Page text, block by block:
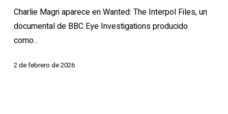
sobre
el
uso
de
Charlie Magri aparece en Wanted: The Interpol Files, un
documental de BBC Eye Investigations producido
como…
2 de febrero de 2026